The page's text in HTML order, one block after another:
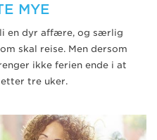
MYE
en dyr affære, og særlig
skal reise. Men dersom
ikke ferien ende i at
tre uker.